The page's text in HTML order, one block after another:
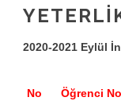
2020-2021 Eylül
No Öğrenci No